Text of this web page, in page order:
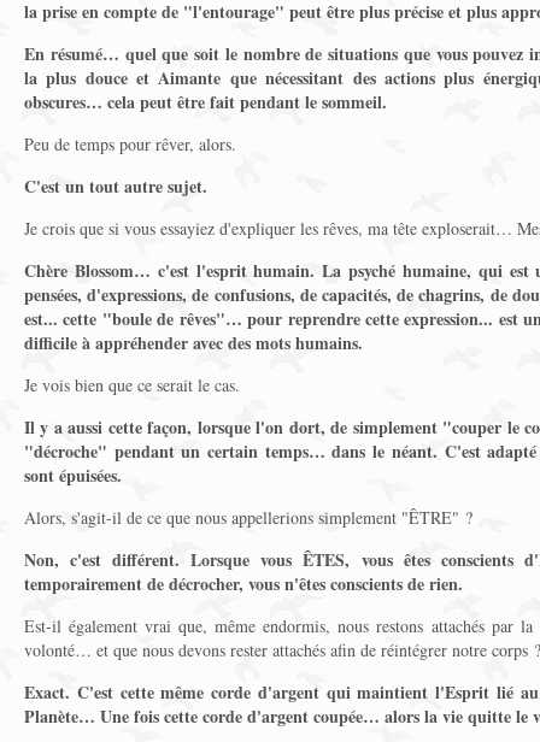
la prise en compte de "l'entourage" peut être plus précise et plus
En résumé… quel que soit le nombre de situations que vous pouvez
la plus douce et Aimante que nécessitant des actions plus
obscures… cela peut être fait pendant le sommeil.
Peu de temps pour rêver, alors.
C'est un tout autre sujet.
Je crois que si vous essayiez d'expliquer les rêves, ma tête exploserait…
Chère Blossom… c'est l'esprit humain. La psyché humaine, qui est
pensées, d'expressions, de confusions, de capacités, de chagrins, de
est... cette "boule de rêves"… pour reprendre cette expression... est
difficile à appréhender avec des mots humains.
Je vois bien que ce serait le cas.
Il y a aussi cette façon, lorsque l'on dort, de simplement "couper le
"décroche" pendant un certain temps… dans le néant. C'est adapté
sont épuisées.
Alors, s'agit-il de ce que nous appellerions simplement "ÊTRE" ?
Non, c'est différent. Lorsque vous ÊTES, vous êtes conscients
temporairement de décrocher, vous n'êtes conscients de rien.
Est-il également vrai que, même endormis, nous restons attachés par
volonté… et que nous devons rester attachés afin de réintégrer notre corps
Exact. C'est cette même corde d'argent qui maintient l'Esprit lié
Planète… Une fois cette corde d'argent coupée… alors la vie quitte le